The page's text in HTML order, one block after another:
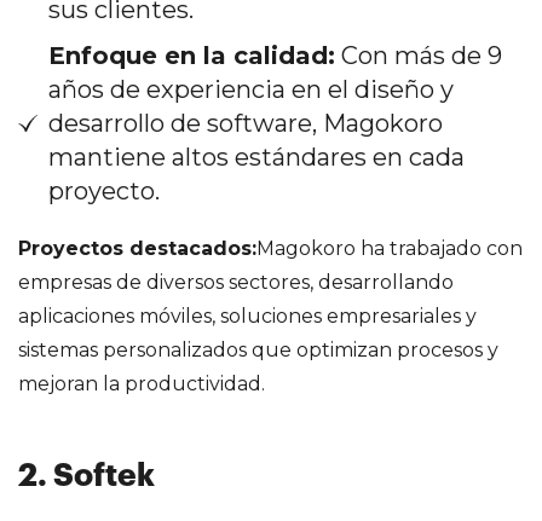
sus clientes.
Enfoque en la calidad: Con más de 9
años de experiencia en el diseño y
desarrollo de software, Magokoro
mantiene altos estándares en cada
proyecto.
Proyectos destacados:Magokoro ha trabajado con
empresas de diversos sectores, desarrollando
aplicaciones móviles, soluciones empresariales y
sistemas personalizados que optimizan procesos y
mejoran la productividad.
2. Softek